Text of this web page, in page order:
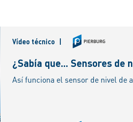
Vídeo técnico |
¿Sabía que... Sensores de